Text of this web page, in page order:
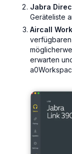
Jabra
Geräteliste
Aircall
erwarten